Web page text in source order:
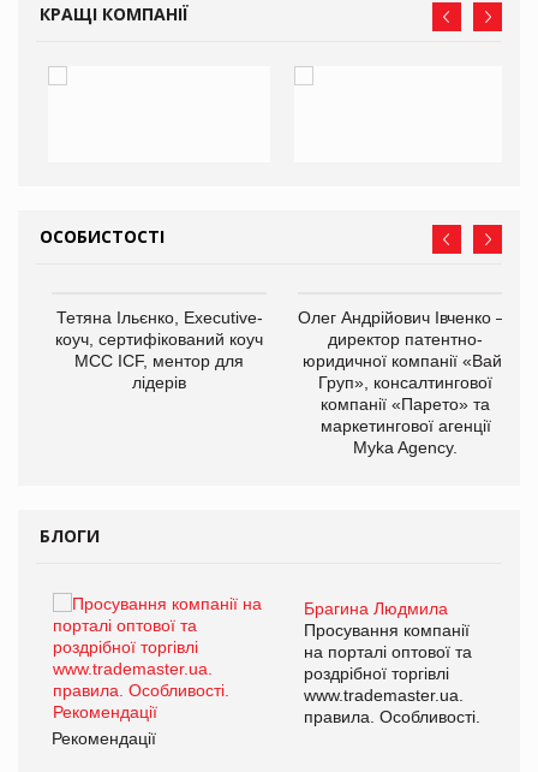
КРАЩІ КОМПАНІЇ
ОСОБИСТОСТІ
Тетяна Ільєнко, Executive-
коуч, сертифікований коуч
МСС ICF, ментор для
лідерів
Олег Андрійович Івченко —
директор патентно-
юридичної компанії «Вайз
Груп», консалтингової
компанії «Парето» та
маркетингової агенції
Myka Agency.
БЛОГИ
Брагина Людмила
Просування компанії
на порталі оптової та
роздрібної торгівлі
www.trademaster.ua.
правила. Особливості.
Рекомендації